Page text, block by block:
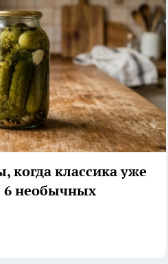
когда классика уже
6 необычных